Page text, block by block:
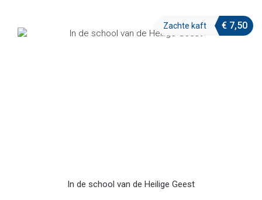
In de school van de Heilige Geest
Zachte kaft € 7,50